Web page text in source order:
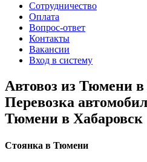
Сотрудничество
Оплата
Вопрос-ответ
Контакты
Вакансии
Вход в систему
Автовоз из Тюмени в
Перевозка
Тюмени в Хабаровск
Стоянка в Тюмени